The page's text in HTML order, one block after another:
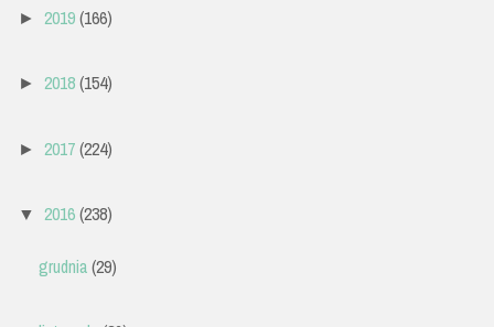
► 2019(166)
► 2018(154)
► 2017(224)
▼ 2016(238)
grudnia(29)